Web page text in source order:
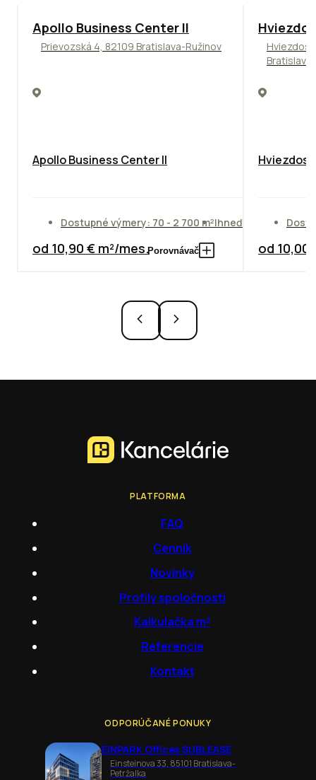
TOP NOVINKA ODPORÚČAME
Apollo Business Center II
Prievozská 4, 82109 Bratislava-Ružinov
Apollo Business Center II
Dostupné výmery: 70 - 2 700 m²Ihneď
od 10,90 € m²/mes.Porovnávač od 10,00
PLATFORMA
FAQ
Cenník
Novinky
Profily spoločností
Kalkulačka m²
Referencie
Kontakt
ODPORÚČANÉ PONUKY
EINPARK Offices SUBLEASE
Einsteinova 33, 85101 Bratislava-
Petržalka